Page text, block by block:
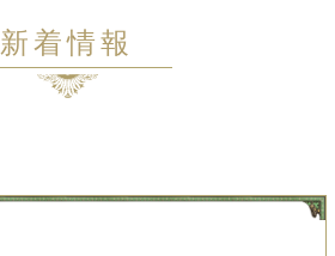
新着情報